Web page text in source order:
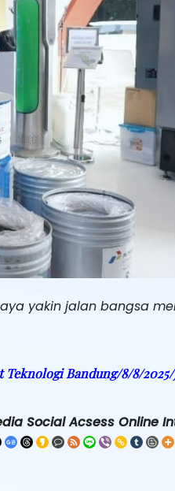
yakin jalan bangsa
Bandung/8/8/2025/
Social Acsess Online